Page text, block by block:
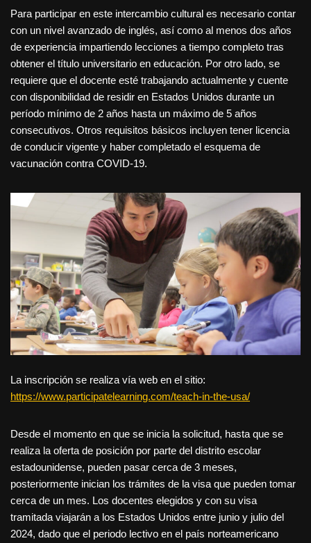
Para participar en este intercambio cultural es necesario contar
con un nivel avanzado de inglés, así como al menos dos años
de experiencia impartiendo lecciones a tiempo completo tras
obtener el título universitario en educación. Por otro lado, se
requiere que el docente esté trabajando actualmente y cuente
con disponibilidad de residir en Estados Unidos durante un
período mínimo de 2 años hasta un máximo de 5 años
consecutivos. Otros requisitos básicos incluyen tener licencia
de conducir vigente y haber completado el esquema de
vacunación contra COVID-19.
La inscripción se realiza vía web en el sitio:
https://www.participatelearning.com/teach-in-the-usa/
Desde el momento en que se inicia la solicitud, hasta que se
realiza la oferta de posición por parte del distrito escolar
estadounidense, pueden pasar cerca de 3 meses,
posteriormente inician los trámites de la visa que pueden tomar
cerca de un mes. Los docentes elegidos y con su visa
tramitada viajarán a los Estados Unidos entre junio y julio del
2024, dado que el periodo lectivo en el país norteamericano